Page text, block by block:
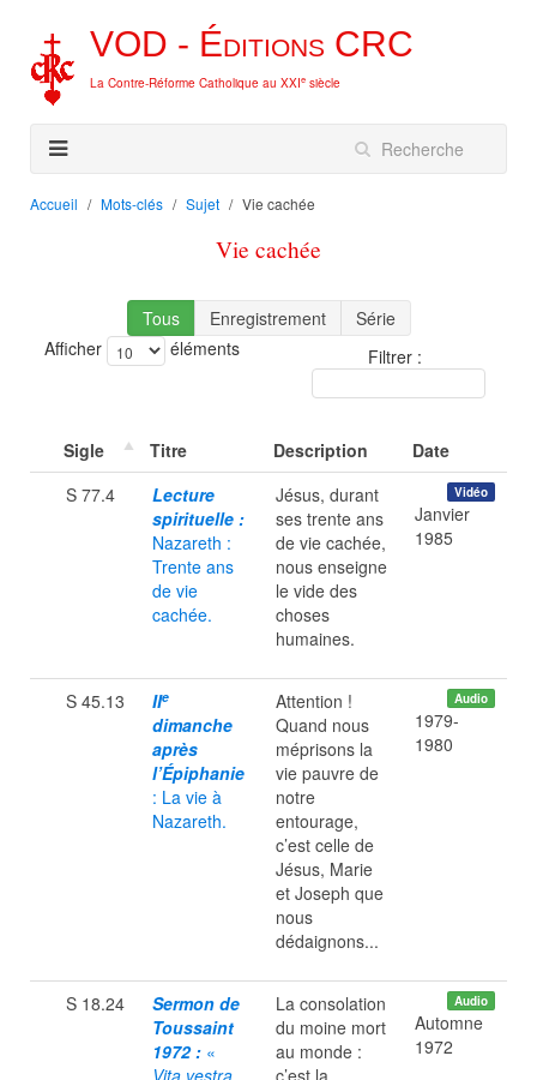
VOD - Éditions CRC
La Contre-Réforme Catholique au XXIe siècle
Accueil Mots-clés Sujet Vie cachée
Vie cachée
Tous Enregistrement
Série
Afficher
éléments Filtrer :
Sigle Titre Description
Date
S 77.4
Lecture
spirituelle :
Nazareth :
Trente ans
de vie
cachée.
Jésus, durant
ses trente ans
de vie cachée,
nous enseigne
le vide des
choses
humaines.
Vidéo
Janvier
1985
S 45.13 IIe
dimanche
après
l’Épiphanie
: La vie à
Nazareth.
Attention !
Quand nous
méprisons la
vie pauvre de
notre
entourage,
c’est celle de
Jésus, Marie
et Joseph que
nous
dédaignons...
Audio
1979-
1980
S 18.24
Sermon de
Toussaint
1972 : «
Vita vestra
La consolation
du moine mort
au monde :
c’est la
Audio
Automne
1972